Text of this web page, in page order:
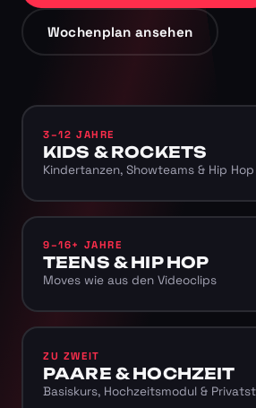
Wochenplan ansehen
3–12 JAHRE
KIDS & ROCKETS
Kindertanzen, Showteams & Hip
9–16+ JAHRE
TEENS & HIP HOP
Moves wie aus den Videoclips
ZU ZWEIT
PAARE & HOCHZEIT
Basiskurs, Hochzeitsmodul &